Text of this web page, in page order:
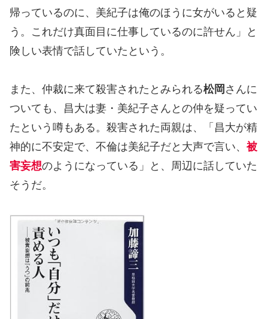
帰っているのに、美紀子は俺のほうに女がいると疑
う。これだけ真面目に仕事しているのに許せん」と
険しい表情で話していたという。
また、仲裁に来て殺害されたとみられる松岡 さんに
ついても、昌大は妻・美紀子さんとの仲を疑ってい
たという噂もある。殺害された両親は、「昌大が精
神的に不安定で、不倫は美紀子だと大声で言い、被
害妄想のようになっている」と、周辺に話していた
そうだ。